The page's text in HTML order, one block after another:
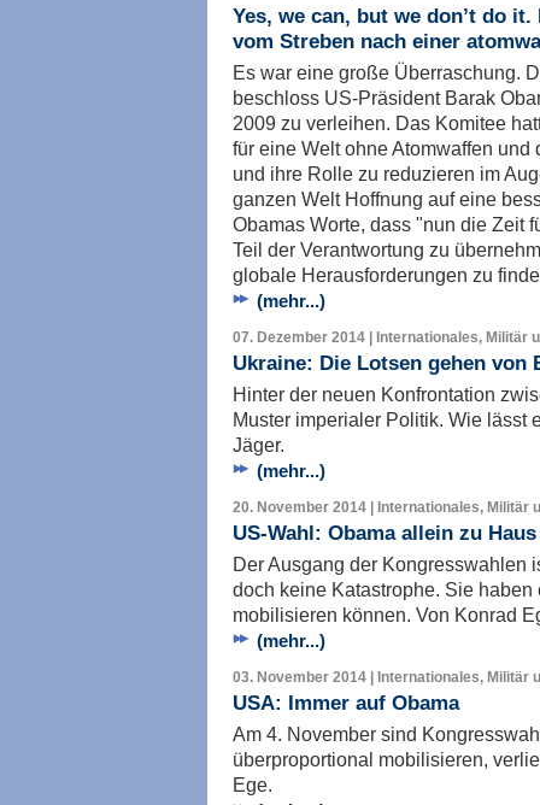
Yes, we can, but we don’t do
vom Streben nach einer
Es war eine große Überraschung.
beschloss US-Präsident Barak
2009 zu verleihen. Das Komitee
für eine Welt ohne Atomwaffen
und ihre Rolle zu reduzieren im
ganzen Welt Hoffnung auf eine
Obamas Worte, dass "nun die Zeit
Teil der Verantwortung zu
globale Herausforderungen zu
(mehr...)
07. Dezember 2014 | Internationales, Militär
Ukraine: Die Lotsen gehen von
Hinter der neuen Konfrontation
Muster imperialer Politik. Wie lässt
Jäger.
(mehr...)
20. November 2014 | Internationales, Militär
US-Wahl: Obama allein zu Haus
Der Ausgang der Kongresswahlen
doch keine Katastrophe. Sie
mobilisieren können. Von Konrad
(mehr...)
03. November 2014 | Internationales, Militär
USA: Immer auf Obama
Am 4. November sind
überproportional mobilisieren,
Ege.